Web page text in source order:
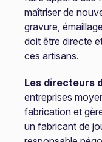
maîtriser de
gravure,
doit être directe
ces artisans.
Les directeurs
entreprises
fabrication et
un fabricant de